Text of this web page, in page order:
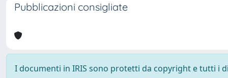
Pubblicazioni consigliate
I documenti in IRIS sono protetti da copyright e tutti i